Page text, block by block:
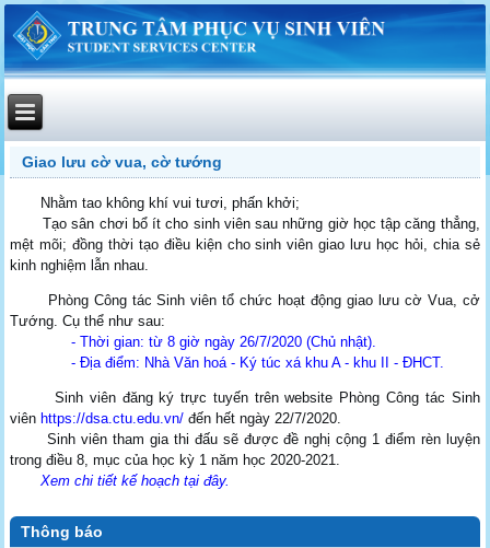
Giao lưu cờ vua, cờ tướng
Nhằm tao không khí vui tươi, phấn khởi;
Tạo sân chơi bổ ít cho sinh viên sau những giờ học tập căng thẳng,
mệt mõi; đồng thời tạo điều kiện cho sinh viên giao lưu học hỏi, chia sẻ
kinh nghiệm lẫn nhau.
Phòng Công tác Sinh viên tổ chức hoạt động giao lưu cờ Vua, cở
Tướng. Cụ thể như sau:
- Thời gian: từ 8 giờ ngày 26/7/2020 (Chủ nhật).
- Địa điểm: Nhà Văn hoá - Ký túc xá khu A - khu II - ĐHCT.
Sinh viên đăng ký trực tuyến trên website Phòng Công tác Sinh
viên https://dsa.ctu.edu.vn/ đến hết ngày 22/7/2020.
Sinh viên tham gia thi đấu sẽ được đề nghị cộng 1 điểm rèn luyện
trong điều 8, mục của học kỳ 1 năm học 2020-2021.
Xem chi tiết kế hoạch tại đây.
Thông báo